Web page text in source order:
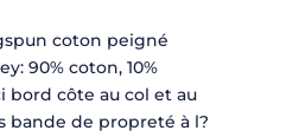
coton peigné
90% coton, 10%
bord côte au col et au
bande de propreté à l?